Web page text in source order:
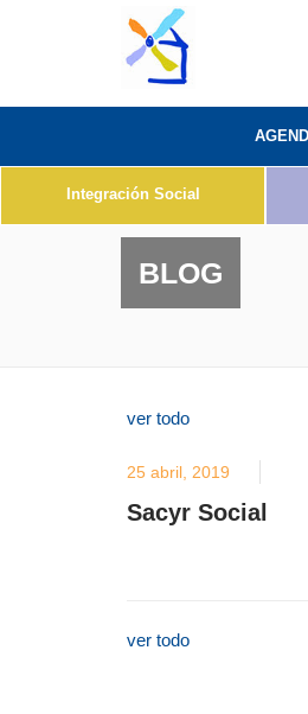
Integración Social
BLOG
ver todo
25 abril, 2019
Sacyr Social
ver todo